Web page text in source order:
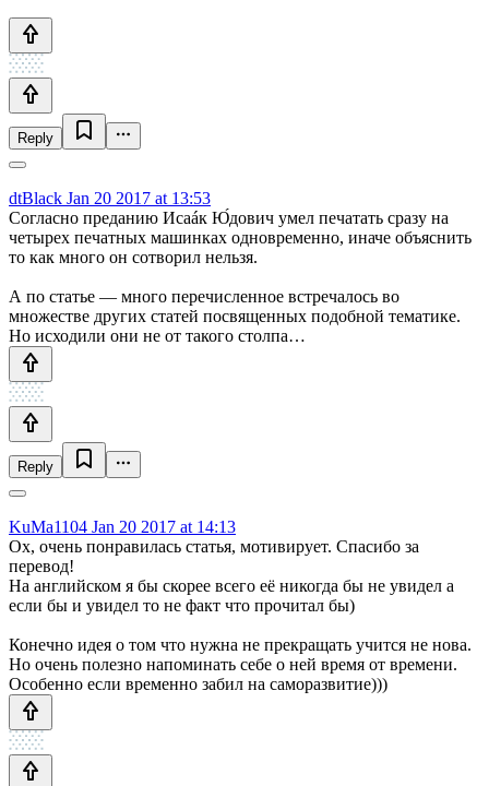
Reply
dtBlack Jan 20 2017 at 13:53
Согласно преданию Исаáк Ю́дович умел печатать сразу на
четырех печатных машинках одновременно, иначе объяснить
то как много он сотворил нельзя.
А по статье — много перечисленное встречалось во
множестве других статей посвященных подобной тематике.
Но исходили они не от такого столпа…
Reply
KuMa1104 Jan 20 2017 at 14:13
Ох, очень понравилась статья, мотивирует. Спасибо за
перевод!
На английском я бы скорее всего её никогда бы не увидел а
если бы и увидел то не факт что прочитал бы)
Конечно идея о том что нужна не прекращать учится не нова.
Но очень полезно напоминать себе о ней время от времени.
Особенно если временно забил на саморазвитие)))